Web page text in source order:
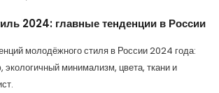
2024: главные тенденции в России
молодёжного стиля в России 2024 года:
экологичный минимализм, цвета, ткани и